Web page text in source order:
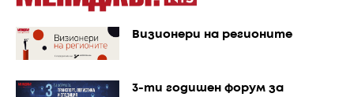
Визионери на регионите
3-ти годишен форум за